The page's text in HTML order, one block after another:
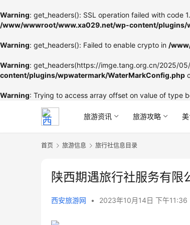
Warning: get_headers(): SSL operation failed with code
/www/wwwroot/www.xa029.net/wp-content/plugins/
Warning: get_headers(): Failed to enable crypto in /
Warning: get_headers(https://imge.tang.org.cn/2025/
content/plugins/wpwatermark/WaterMarkConfig.php
Warning: Trying to access array offset on value of type
旅游资讯 旅游攻略
首页 旅游信息 旅行社信息目录
陕西期遇旅行社服务有限
西安旅游网 • 2023年10月14日 下午11:36